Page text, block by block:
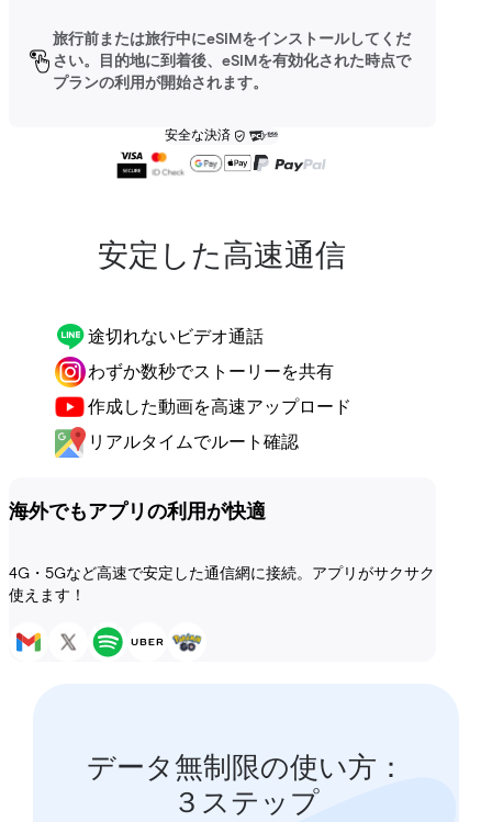
旅行前または旅行中にeSIMをインストールしてくだ
さい。目的地に到着後、eSIMを有効化された時点で
プランの利用が開始されます。
安全な決済
安定した高速通信
途切れないビデオ通話
わずか数秒でストーリーを共有
作成した動画を高速アップロード
リアルタイムでルート確認
海外でもアプリの利用が快適
4G・5Gなど高速で安定した通信網に接続。アプリがサクサク
使えます！
データ無制限の使い方：
３ステップ